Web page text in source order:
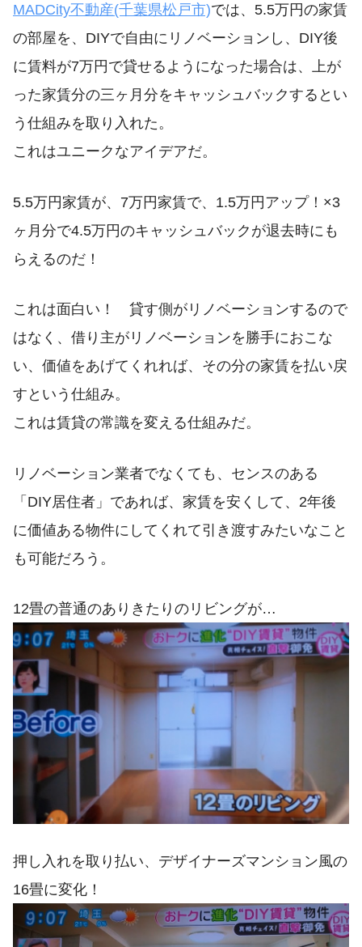
MADCity不動産(千葉県松戸市)では、5.5万円の家賃
の部屋を、DIYで自由にリノベーションし、DIY後
に賃料が7万円で貸せるようになった場合は、上が
った家賃分の三ヶ月分をキャッシュバックするとい
う仕組みを取り入れた。
これはユニークなアイデアだ。
5.5万円家賃が、7万円家賃で、1.5万円アップ！×3
ヶ月分で4.5万円のキャッシュバックが退去時にも
らえるのだ！
これは面白い！ 貸す側がリノベーションするので
はなく、借り主がリノベーションを勝手におこな
い、価値をあげてくれれば、その分の家賃を払い戻
すという仕組み。
これは賃貸の常識を変える仕組みだ。
リノベーション業者でなくても、センスのある
「DIY居住者」であれば、家賃を安くして、2年後
に価値ある物件にしてくれて引き渡すみたいなこと
も可能だろう。
12畳の普通のありきたりのリビングが…
押し入れを取り払い、デザイナーズマンション風の
16畳に変化！